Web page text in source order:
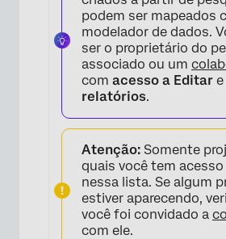
podem ser mapeados
modelador de dados.
ser o proprietário do
associado ou um
com acesso a Editar e
relatórios.
Atenção: Somente
quais você tem acesso
nessa lista. Se algum
estiver aparecendo,
você foi convidado a
com ele.